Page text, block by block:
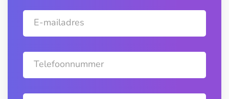
E-mailadres
Telefoonnummer